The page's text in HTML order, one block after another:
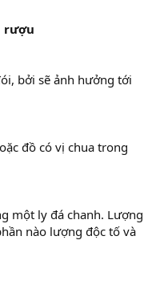
rượu
bởi sẽ ảnh hưởng tới
đồ có vị chua trong
một ly đá chanh. Lượng
nào lượng độc tố và